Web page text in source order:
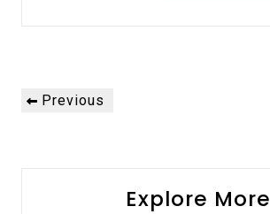
Navigation
dePrevious
Previous
Explore More